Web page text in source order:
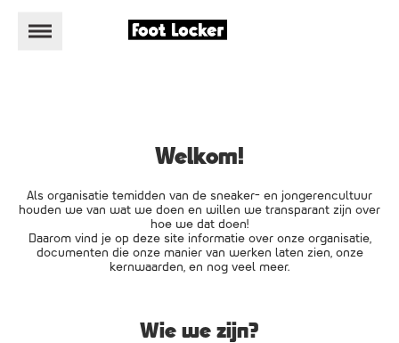
Welkom!
Als organisatie temidden van de sneaker- en jongerencultuur
houden we van wat we doen en willen we transparant zijn over
hoe we dat doen!
Daarom vind je op deze site informatie over onze organisatie,
documenten die onze manier van werken laten zien, onze
kernwaarden, en nog veel meer.
Wie we zijn?